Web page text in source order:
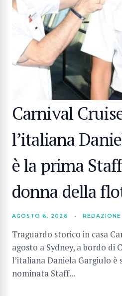
Carnival
l’italiana
è la prima
donna della
AGOSTO 6, 2026 •
Traguardo storico in casa
agosto a Sydney, a bordo di
l’italiana Daniela Gargiulo
nominata Staff...